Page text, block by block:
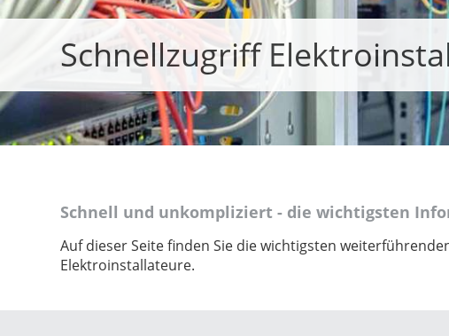
Schnellzugriff
Schnell und unkompliziert - die wichtigsten
Auf dieser Seite finden Sie die wichtigsten
Elektroinstallateure.